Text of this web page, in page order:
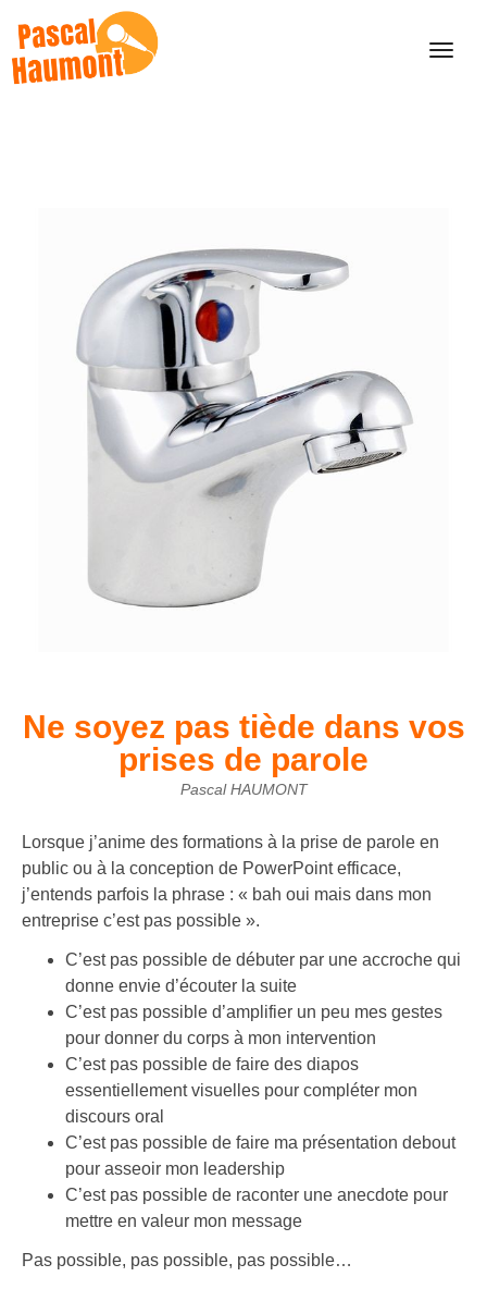
Ne soyez pas tiède dans vos
prises de parole
Pascal HAUMONT
Lorsque j’anime des formations à la prise de parole en
public ou à la conception de PowerPoint efficace,
j’entends parfois la phrase : « bah oui mais dans mon
entreprise c’est pas possible ».
C’est pas possible de débuter par une accroche qui
donne envie d’écouter la suite
C’est pas possible d’amplifier un peu mes gestes
pour donner du corps à mon intervention
C’est pas possible de faire des diapos
essentiellement visuelles pour compléter mon
discours oral
C’est pas possible de faire ma présentation debout
pour asseoir mon leadership
C’est pas possible de raconter une anecdote pour
mettre en valeur mon message
Pas possible, pas possible, pas possible…